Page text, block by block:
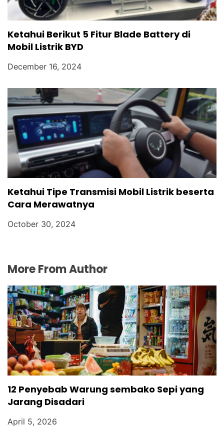
Ketahui Berikut 5 Fitur Blade Battery di
Mobil Listrik BYD
December 16, 2024
Ketahui Tipe Transmisi Mobil Listrik beserta
Cara Merawatnya
October 30, 2024
More From Author
12 Penyebab Warung sembako Sepi yang
Jarang Disadari
April 5, 2026